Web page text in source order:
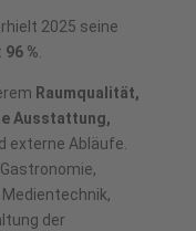
2025 seine
96 %
Raumqualität,
Ausstattung,
externe Abläufe.
der